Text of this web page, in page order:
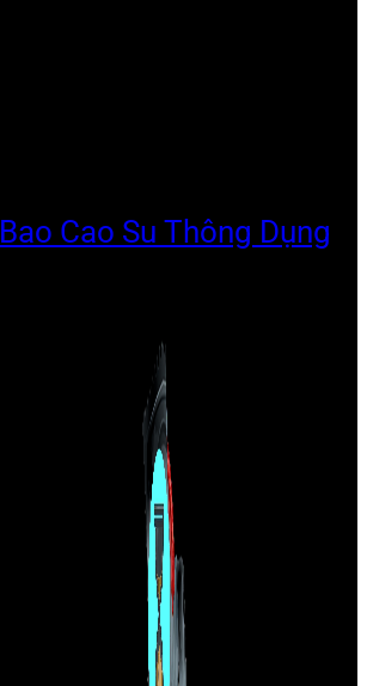
Bao Cao Su Thông Dụng